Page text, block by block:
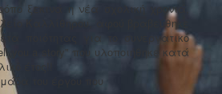
ξεκινά η νέα σχολική χρονιά,
Καλλίθηρου, αφού βραβεύθηκε
ποιότητας για το συνεργατικό
you a story" που υλοποιήθηκε κατά
έτος!!
του έργου που